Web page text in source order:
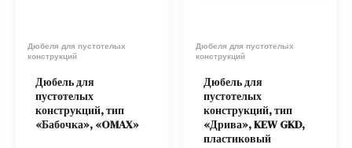
Дюбеля для пустотелых
конструкций
Дюбель для
пустотелых
конструкций, тип
«Бабочка», «OMAX»
Дюбеля для пустотелых
конструкций
Дюбель для
пустотелых
конструкций, тип
«Дрива», KEW GKD,
пластиковый